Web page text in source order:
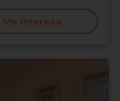
Me interesa